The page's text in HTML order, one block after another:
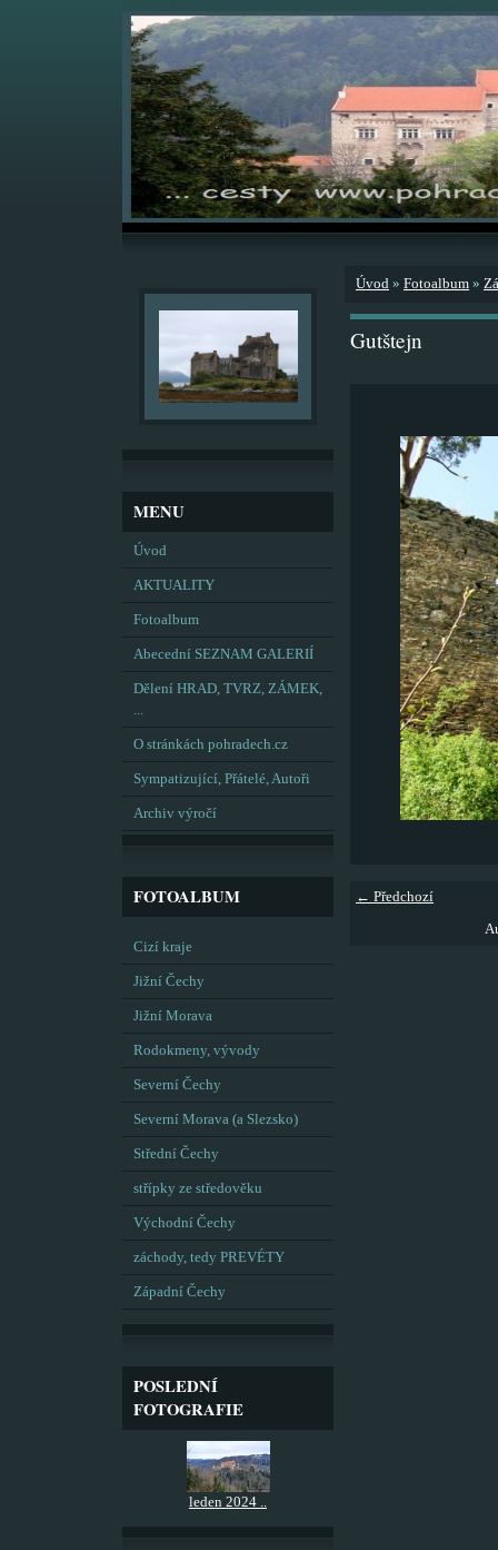
MENU
Úvod
AKTUALITY
Fotoalbum
Abecední SEZNAM GALERIÍ
Dělení HRAD, TVRZ, ZÁMEK,
...
O stránkách pohradech.cz
Sympatizující, Přátelé, Autoři
Archiv výročí
FOTOALBUM
Cizí kraje
Jižní Čechy
Jižní Morava
Rodokmeny, vývody
Severní Čechy
Severní Morava (a Slezsko)
Střední Čechy
střípky ze středověku
Východní Čechy
záchody, tedy PREVÉTY
Západní Čechy
POSLEDNÍ
FOTOGRAFIE
leden 2024 ..
Úvod » Fotoalbum »
Gutštejn
← Předchozí